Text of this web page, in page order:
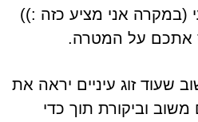
(במקרה אני מציע כזה :))
אתכם על המטרה.
זוג עיניים יראה את
וביקורת תוך כדי